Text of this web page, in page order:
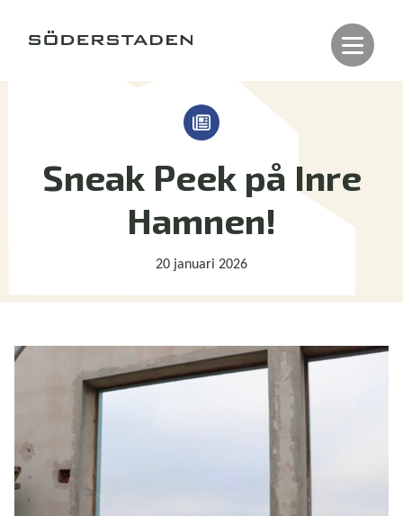
Sneak Peek på Inre
Hamnen!
20 januari 2026